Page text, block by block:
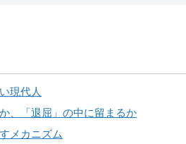
現代人
、「退屈」の中に留まるか
メカニズム